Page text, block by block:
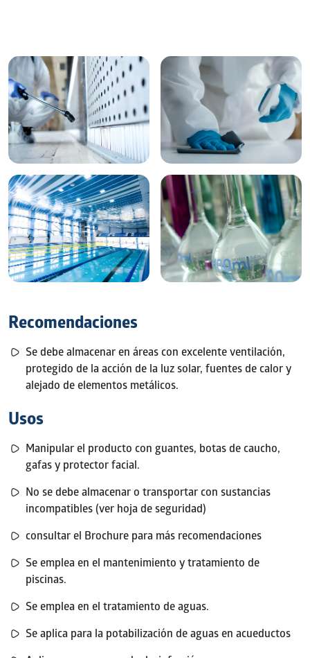
Recomendaciones
Se debe almacenar en áreas con excelente ventilación,
protegido de la acción de la luz solar, fuentes de calor y
alejado de elementos metálicos.
Usos
Manipular el producto con guantes, botas de caucho,
gafas y protector facial.
No se debe almacenar o transportar con sustancias
incompatibles (ver hoja de seguridad)
consultar el Brochure para más recomendaciones
Se emplea en el mantenimiento y tratamiento de
piscinas.
Se emplea en el tratamiento de aguas.
Se aplica para la potabilización de aguas en acueductos